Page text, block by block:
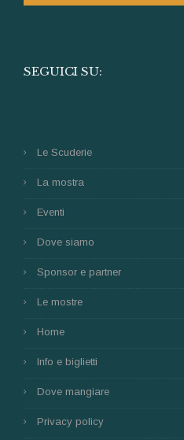
SEGUICI SU:
Le Scuderie
La mostra
Eventi
Dove siamo
Sponsor e partner
Le mostre
Home
Info e biglietti
Dove mangiare
Privacy policy